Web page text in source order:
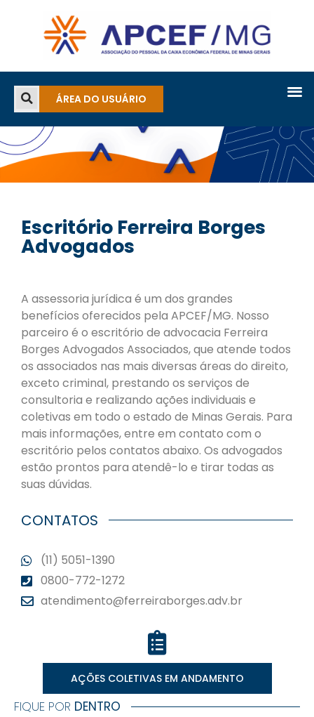
ÁREA DO USUÁRIO
Escritório Ferreira Borges
Advogados
A assessoria jurídica é um dos grandes
benefícios oferecidos pela APCEF/MG. Nosso
parceiro é o escritório de advocacia Ferreira
Borges Advogados Associados, que atende todos
os associados nas mais diversas áreas do direito,
exceto criminal, prestando os serviços de
consultoria e realizando ações individuais e
coletivas em todo o estado de Minas Gerais. Para
mais informações, entre em contato com o
escritório pelos contatos abaixo. Os advogados
estão prontos para atendê-lo e tirar todas as
suas dúvidas.
CONTATOS
(11) 5051-1390
0800-772-1272
atendimento@ferreiraborges.adv.br
AÇÕES COLETIVAS EM ANDAMENTO
FIQUE POR DENTRO